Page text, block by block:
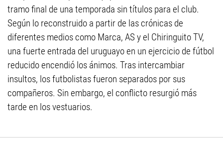
tramo final de una temporada sin títulos para el club.
Según lo reconstruido a partir de las crónicas de
diferentes medios como Marca, AS y el Chiringuito TV,
una fuerte entrada del uruguayo en un ejercicio de fútbol
reducido encendió los ánimos. Tras intercambiar
insultos, los futbolistas fueron separados por sus
compañeros. Sin embargo, el conflicto resurgió más
tarde en los vestuarios.